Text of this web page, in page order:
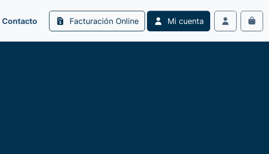
Contacto Facturación Online
Mi cuenta
Account
Cart